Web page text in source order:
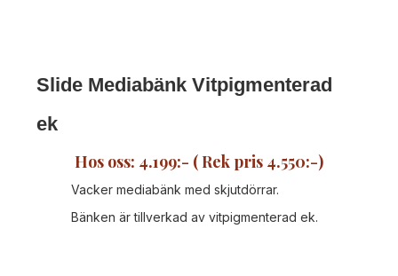
Slide Mediabänk Vitpigmenterad
ek
‍Hos oss: 4.199:- ( Rek pris 4.550:-)
Vacker mediabänk med skjutdörrar.
Bänken är tillverkad av vitpigmenterad ek.